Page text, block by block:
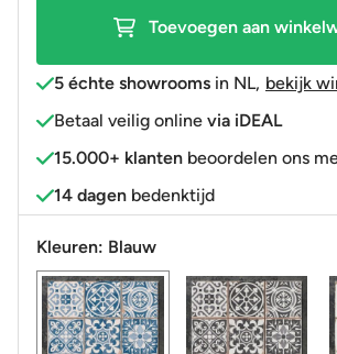
aantal
Toevoegen aan
5 échte showrooms in NL, bekijk
Betaal veilig online via iDEAL
15.000+ klanten beoordelen ons
14 dagen bedenktijd
Kleuren: Blauw